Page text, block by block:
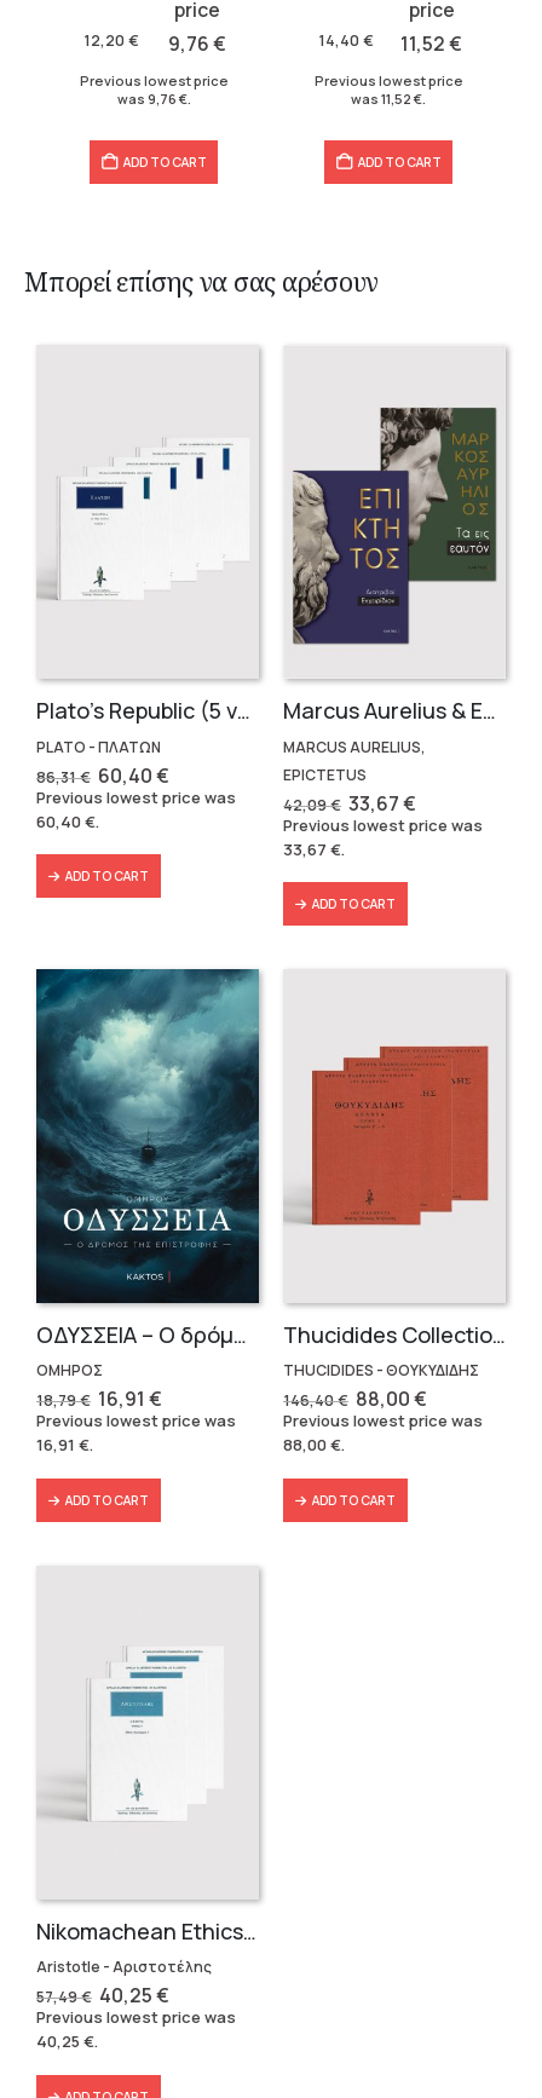
12,20 €
was:
12,20 €.
9,76€
is:
9,76 €.
Previous lowest price
was 9,76 €.
ADD TO CART
14,40 €
was:
14,40 €.
11,52€
is:
11,52 €.
Previous lowest price
was 11,52 €.
ADD TO CART
Μπορεί επίσης να σας αρέσουν
Plato’s Republic (5 volumes)
PLATO - ΠΛΑΤΩΝ
86,31€ Original
price
was:
86,31 €.
60,40€Current
price
is:
Previous lowest price was
60,40€.
ADD TO CART
Marcus Aurelius & Epictetus (Compact works in Greek)
MARCUS AURELIUS,
EPICTETUS
42,09€ Original
price
was:
33,67€Current
price
is:
Previous lowest price was
33,67 €.
ADD TO CART
OΔΥΣΣΕΙΑ – Ο δρόμος της επιστροφής
ΟΜΗΡΟΣ
18,79€ Original
price
was:
16,91 €Current
price
is:
Previous lowest price was
16,91 €.
ADD TO CART
Thucidides Collection – Hardbound Edition (4 volumes)
THUCIDIDES - ΘΟΥΚΥΔΙΔΗΣ
146,40€ Original
price
was:
88,00€Current
price
is:
Previous lowest price was
88,00€.
ADD TO CART
Nikomachean Ethics (3 volumes)
Aristotle - Αριστοτέλης
57,49€ Original
price
was:
57,49 €.
40,25€Current
price
is:
Previous lowest price was
40,25 €.